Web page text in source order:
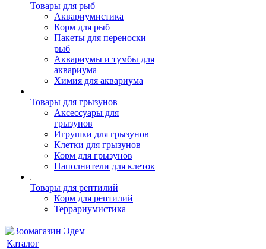
Товары для рыб
Аквариумистика
Корм для рыб
Пакеты для переноски
рыб
Аквариумы и тумбы для
аквариума
Химия для аквариума
Товары для грызунов
Аксессуары для
грызунов
Игрушки для грызунов
Клетки для грызунов
Корм для грызунов
Наполнители для клеток
Товары для рептилий
Корм для рептилий
Террариумистика
Каталог